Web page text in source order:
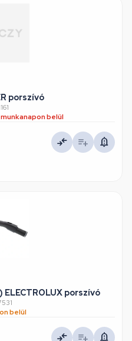
porszívó
belül
porszívó
belül